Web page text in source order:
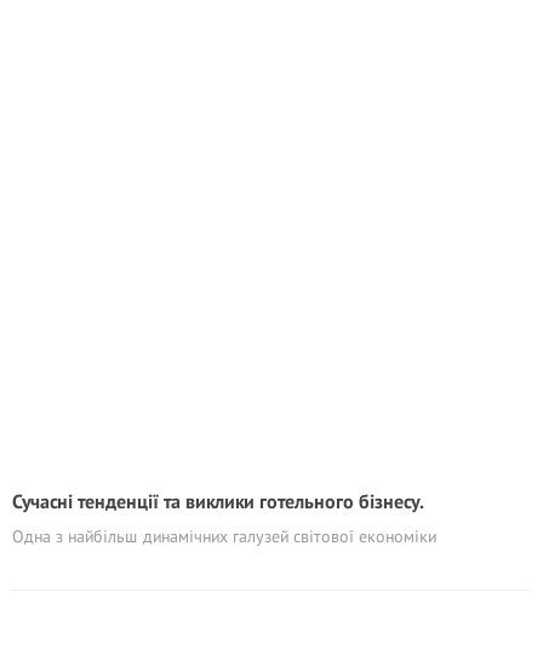
Сучасні тенденції та виклики готельного бізнесу.
Одна з найбільш динамічних галузей світової економіки